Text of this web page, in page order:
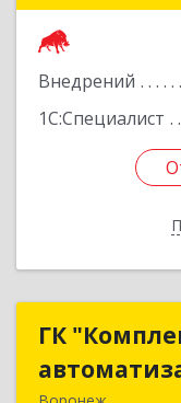
Внедрений
1С:Специалист
ГК